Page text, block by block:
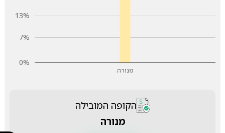
מנורה
0%
7%
13%
הקופה המובילה
מנורה